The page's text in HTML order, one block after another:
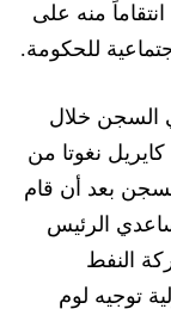
منه على
للحكومة.
السجن خلال
كايريل نغوتا من
بعد أن قام
الرئيس
النفط
توجيه لوم